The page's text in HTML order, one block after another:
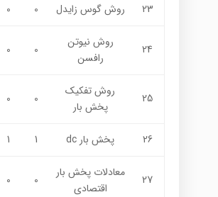
23 روش گوس زايدل 0
0
24
روش نيوتن
رافسن
0
0
25
روش تفکيک
پخش بار
0
0
26 پخش بار dc 1
1
27
معادلات پخش بار
اقتصادي
0
0